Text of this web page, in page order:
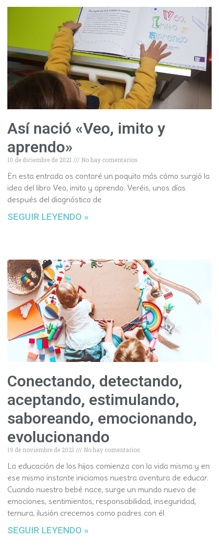
Así nació «Veo, imito y
aprendo»
10 de diciembre de 2021 No hay comentarios
En esta entrada os contaré un poquito más cómo surgió la
idea del libro Veo, imito y aprendo. Veréis, unos días
después del diagnóstico de
SEGUIR LEYENDO »
Conectando, detectando,
aceptando, estimulando,
saboreando, emocionando,
evolucionando
19 de noviembre de 2021 No hay comentarios
La educación de los hijos comienza con la vida misma y en
ese mismo instante iniciamos nuestra aventura de educar.
Cuando nuestro bebé nace, surge un mundo nuevo de
emociones, sentimientos, responsabilidad, inseguridad,
ternura, ilusión crecemos como padres con él.
SEGUIR LEYENDO »